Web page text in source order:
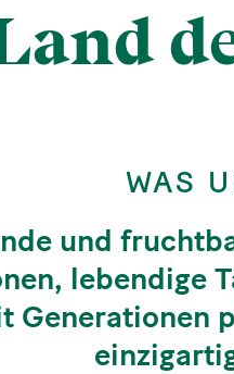
WAS
und
lebendige
Generationen